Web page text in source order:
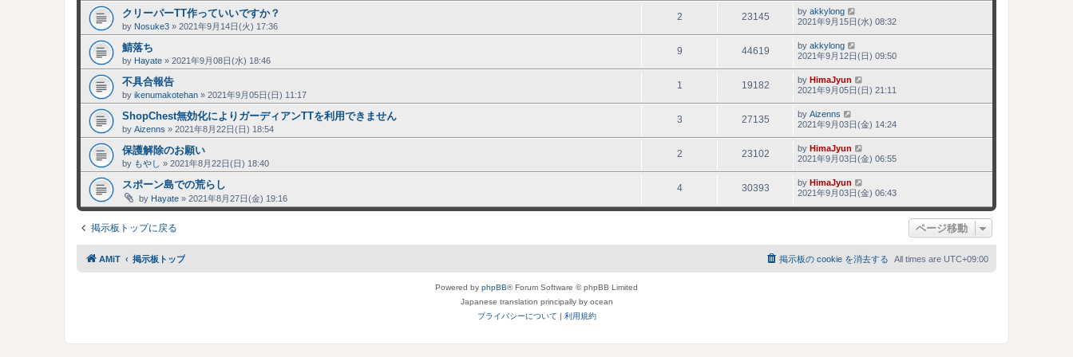
クリーパーTT作っていいですか？
by Nosuke3 » 2021年9月14日(火) 17:36
2 23145 by akkylong
2021年9月15日(水) 08:32
鯖落ち
by Hayate » 2021年9月08日(水) 18:46
9 44619 by akkylong
2021年9月12日(日) 09:50
不具合報告
by ikenumakotehan » 2021年9月05日(日) 11:17
1 19182 by HimaJyun
2021年9月05日(日) 21:11
ShopChest無効化によりガーディアンTTを利用できません
by Aizenns » 2021年8月22日(日) 18:54
3 27135 by Aizenns
2021年9月03日(金) 14:24
保護解除のお願い
by もやし » 2021年8月22日(日) 18:40
2 23102 by HimaJyun
2021年9月03日(金) 06:55
スポーン島での荒らし
by Hayate » 2021年8月27日(金) 19:16
4 30393 by HimaJyun
2021年9月03日(金) 06:43
掲示板トップに戻る ページ移動
AMiT 掲示板トップ All times are UTC+09:00
掲示板の cookie を消去する
Powered by phpBB® Forum Software © phpBB Limited
Japanese translation principally by ocean
プライバシーについて | 利用規約